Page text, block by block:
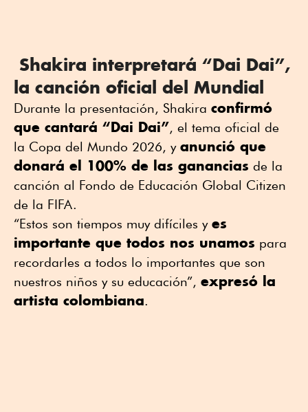
Shakira interpretará “Dai Dai”,
la canción oficial del Mundial
Durante la presentación, Shakira confirmó
que cantará “Dai Dai”, el tema oficial de
la Copa del Mundo 2026, y anunció que
donará el 100% de las ganancias de la
canción al Fondo de Educación Global Citizen
de la FIFA.
“Estos son tiempos muy difíciles y es
importante que todos nos unamos para
recordarles a todos lo importantes que son
nuestros niños y su educación”, expresó la
artista colombiana.